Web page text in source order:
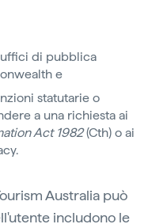
di pubblica
e
statutarie o
a una richiesta ai
Act 1982(Cth) o ai
Australia può
includono le